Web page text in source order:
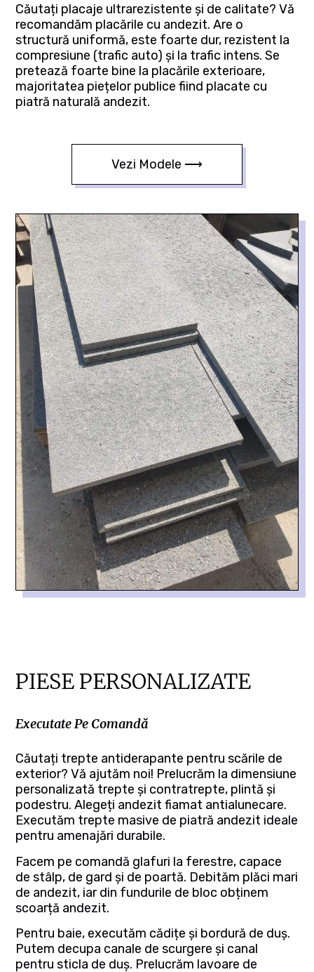
Căutați placaje ultrarezistente și de calitate? Vă
recomandăm placările cu andezit. Are o
structură uniformă, este foarte dur, rezistent la
compresiune (trafic auto) și la trafic intens. Se
pretează foarte bine la placările exterioare,
majoritatea piețelor publice fiind placate cu
piatră naturală andezit.
Vezi Modele ⟶
PIESE PERSONALIZATE
Executate Pe Comandă
Căutați trepte antiderapante pentru scările de
exterior? Vă ajutăm noi! Prelucrăm la dimensiune
personalizată trepte și contratrepte, plintă și
podestru. Alegeți andezit fiamat antialunecare.
Executăm trepte masive de piatră andezit ideale
pentru amenajări durabile.
Facem pe comandă glafuri la ferestre, capace
de stâlp, de gard și de poartă. Debităm plăci mari
de andezit, iar din fundurile de bloc obținem
scoarță andezit.
Pentru baie, executăm cădițe și bordură de duș.
Putem decupa canale de scurgere și canal
pentru sticla de duș. Prelucrăm lavoare de